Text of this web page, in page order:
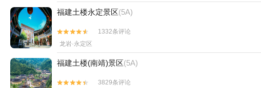
福建土楼永定景区(5A)


1332条评论
龙岩·永定区
福建土楼(南靖)景区(5A)

 3829条评论